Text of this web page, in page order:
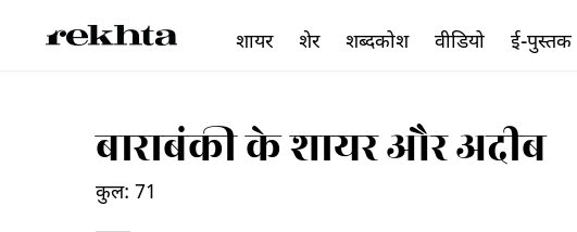
बाराबंकी के शायर और अदीब
कुल: 71
शायर शेर शब्दकोश वीडियो ई-पुस्तक